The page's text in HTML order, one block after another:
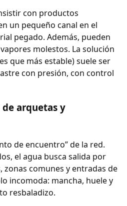
con productos
un pequeño canal en el
pegado. Además, pueden
molestos. La solución
que más estable) suele ser
con presión, con control
arquetas y
de encuentro” de la red.
el agua busca salida por
zonas comunes y entradas de
incomoda: mancha, huele y
resbaladizo.